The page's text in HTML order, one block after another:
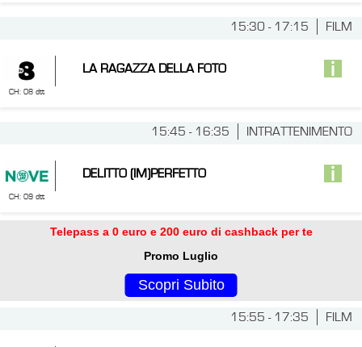
FILM
15:30 - 17:15
CH: 08 dtt
LA RAGAZZA DELLA FOTO
INTRATTENIMENTO
15:45 - 16:35
CH: 09 dtt
DELITTO (IM)PERFETTO
Telepass a 0 euro e 200 euro di cashback per te
Promo Luglio
Scopri Subito
FILM
15:55 - 17:35